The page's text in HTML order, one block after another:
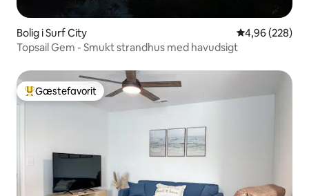
Bolig i Surf City 4,96 ud af 5 i
4,96 (228)
Topsail Gem - Smukt strandhus med havudsigt
Bedste gæstefavorit
Gæstefavorit